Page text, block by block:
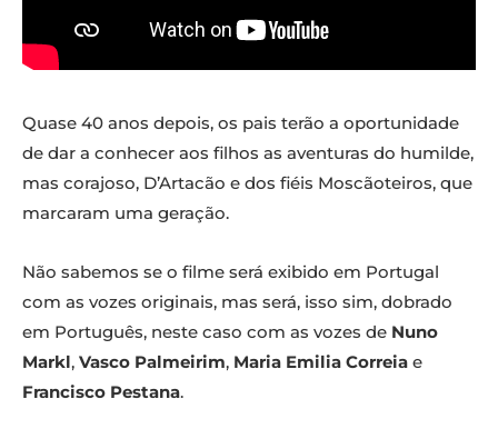
Quase 40 anos depois, os pais terão a oportunidade
de dar a conhecer aos filhos as aventuras do humilde,
mas corajoso, D’Artacão e dos fiéis Moscãoteiros, que
marcaram uma geração.
Não sabemos se o filme será exibido em Portugal
com as vozes originais, mas será, isso sim, dobrado
em Português, neste caso com as vozes de Nuno
Markl, Vasco Palmeirim, Maria Emilia Correia e
Francisco Pestana.